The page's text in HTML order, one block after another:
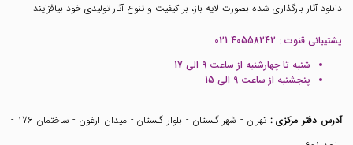
دانلود آثار بارگذاری شده بصورت لایه باز، بر کیفیت و تنوع آثار تولیدی خود بیافزایند
پشتیبانی قنوت : 021 40558242
شنبه تا چهارشنبه از ساعت 9 الی 17
پنجشنبه از ساعت 9 الی 15
آدرس دفتر مرکزی :
تهران - شهر گلستان - بلوار گلستان - میدان ارغون - ساختمان 176 -